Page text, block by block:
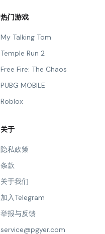
热门游戏
My Talking Tom
Temple Run 2
Free Fire: The Chaos
PUBG MOBILE
Roblox
关于
隐私政策
条款
关于我们
加入Telegram
举报与反馈
service@pgyer.com